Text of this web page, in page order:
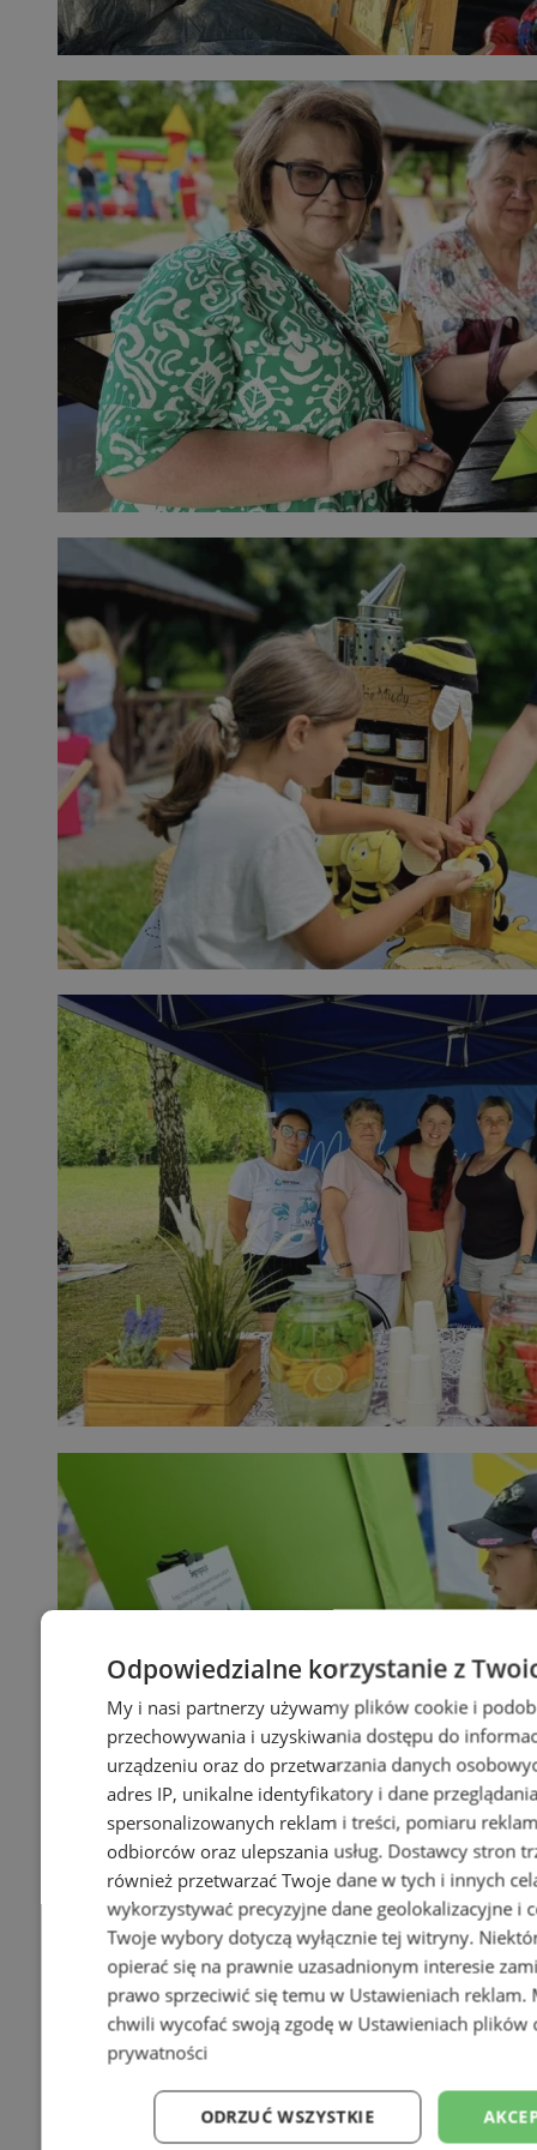
Odpowiedzialne korzystanie z
My i nasi partnerzy używamy plików cookie i
przechowywania i uzyskiwania dostępu do
urządzeniu oraz do przetwarzania danych
adres IP, unikalne identyfikatory i dane
spersonalizowanych reklam i treści, pomiaru
odbiorców oraz ulepszania usług. Dostawcy stron
również przetwarzać Twoje dane w tych i innych
wykorzystywać precyzyjne dane geolokalizacyjne i
Twoje wybory dotyczą wyłącznie tej witryny.
opierać się na prawnie uzasadnionym interesie
prawo sprzeciwić się temu w Ustawieniach reklam.
chwili wycofać swoją zgodę w Ustawieniach plików
prywatności
ODRZUĆ WSZYSTKIE